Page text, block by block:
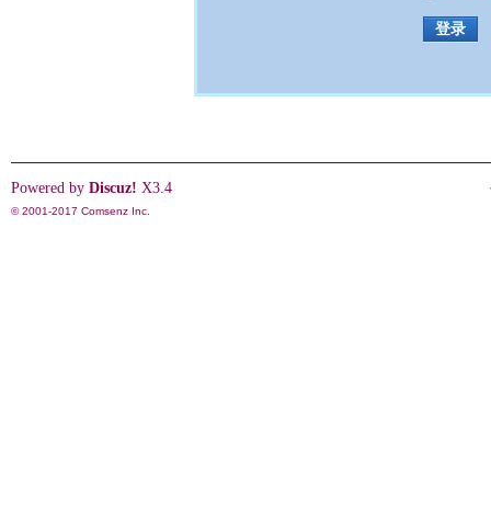
登录
Powered by Discuz! X3.4
© 2001-2017 Comsenz Inc.